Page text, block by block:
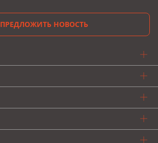
ПРЕДЛОЖИТЬ НОВОСТЬ